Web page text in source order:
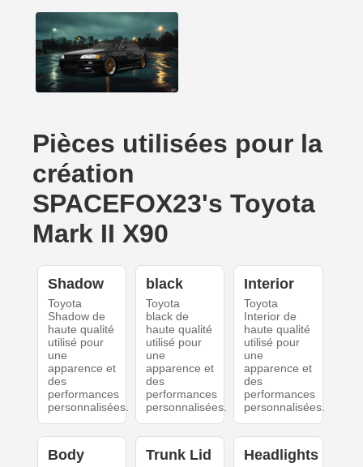
Pièces utilisées pour la
création
SPACEFOX23's Toyota
Mark II X90
Shadow
Toyota
Shadow de
haute qualité
utilisé pour
une
apparence et
des
performances
personnalisées.
black
Toyota
black de
haute qualité
utilisé pour
une
apparence et
des
performances
personnalisées.
Interior
Toyota
Interior de
haute qualité
utilisé pour
une
apparence et
des
performances
personnalisées.
Body Trunk Lid Headlights